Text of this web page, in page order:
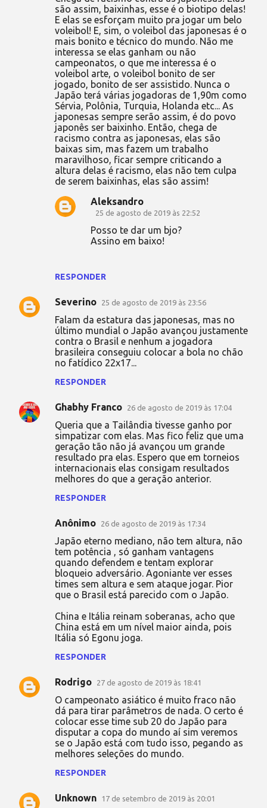
são assim, baixinhas, esse é o biotipo delas!
E elas se esforçam muito pra jogar um belo
voleibol! E, sim, o voleibol das japonesas é o
mais bonito e técnico do mundo. Não me
interessa se elas ganham ou não
campeonatos, o que me interessa é o
voleibol arte, o voleibol bonito de ser
jogado, bonito de ser assistido. Nunca o
Japão terá várias jogadoras de 1,90m como
Sérvia, Polônia, Turquia, Holanda etc... As
japonesas sempre serão assim, é do povo
japonês ser baixinho. Então, chega de
racismo contra as japonesas, elas são
baixas sim, mas fazem um trabalho
maravilhoso, ficar sempre criticando a
altura delas é racismo, elas não tem culpa
de serem baixinhas, elas são assim!
RESPONDER
Aleksandro
25 de agosto de 2019 às 22:52
Posso te dar um bjo?
Assino em baixo!
Severino 25 de agosto de 2019 às 23:56
Falam da estatura das japonesas, mas no
último mundial o Japão avançou justamente
contra o Brasil e nenhum a jogadora
brasileira conseguiu colocar a bola no chão
no fatídico 22x17...
RESPONDER
Ghabhy Franco 26 de agosto de 2019 às 17:04
Queria que a Tailândia tivesse ganho por
simpatizar com elas. Mas fico feliz que uma
geração tão não já avançou um grande
resultado pra elas. Espero que em torneios
internacionais elas consigam resultados
melhores do que a geração anterior.
RESPONDER
Anônimo 26 de agosto de 2019 às 17:34
Japão eterno mediano, não tem altura, não
tem potência , só ganham vantagens
quando defendem e tentam explorar
bloqueio adversário. Agoniante ver esses
times sem altura e sem ataque jogar. Pior
que o Brasil está parecido com o Japão.
China e Itália reinam soberanas, acho que
China está em um nível maior ainda, pois
Itália só Egonu joga.
RESPONDER
Rodrigo 27 de agosto de 2019 às 18:41
O campeonato asiático é muito fraco não
dá para tirar parâmetros de nada. O certo é
colocar esse time sub 20 do Japão para
disputar a copa do mundo aí sim veremos
se o Japão está com tudo isso, pegando as
melhores seleções do mundo.
RESPONDER
Unknown 17 de setembro de 2019 às 20:01